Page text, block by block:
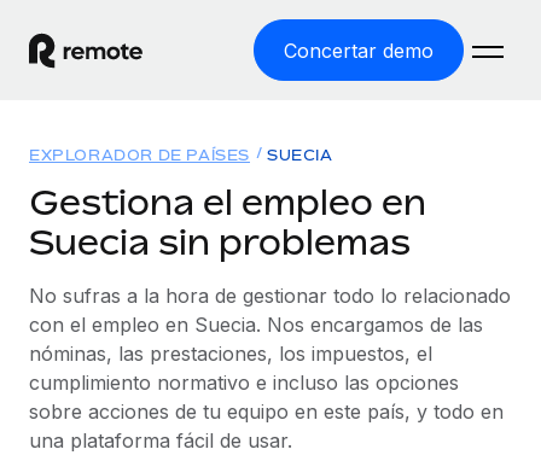
Concertar demo
EMPLEO GLOBAL
Nómina global
Gestiona las nóminas de forma sencilla y conforme a la
legalidad.
Employer of Record
Expándete en todo el mundo sin gastar en entidades.
Soluciones
COBERTURA MUNDIAL
Explorador de países
Consulta el soporte del empleo global según el país.
Explorador estatal de EE. UU.
Simplifica la contratación en todos los estados de EE.
Recursos
HERRAMIENTAS Y CALCULADORAS
Calculadora del riesgo de clasificación errónea
Consulta el riesgo de clasificación errónea por país.
Precios
EXPLORADOR DE PAÍSES SUECIA
Gestiona el empleo en
Suecia sin problemas
No sufras a la hora de gestionar todo lo relacionado
con el empleo en Suecia. Nos encargamos de las
nóminas, las prestaciones, los impuestos, el
cumplimiento normativo e incluso las opciones
sobre acciones de tu equipo en este país, y todo en
una plataforma fácil de usar.